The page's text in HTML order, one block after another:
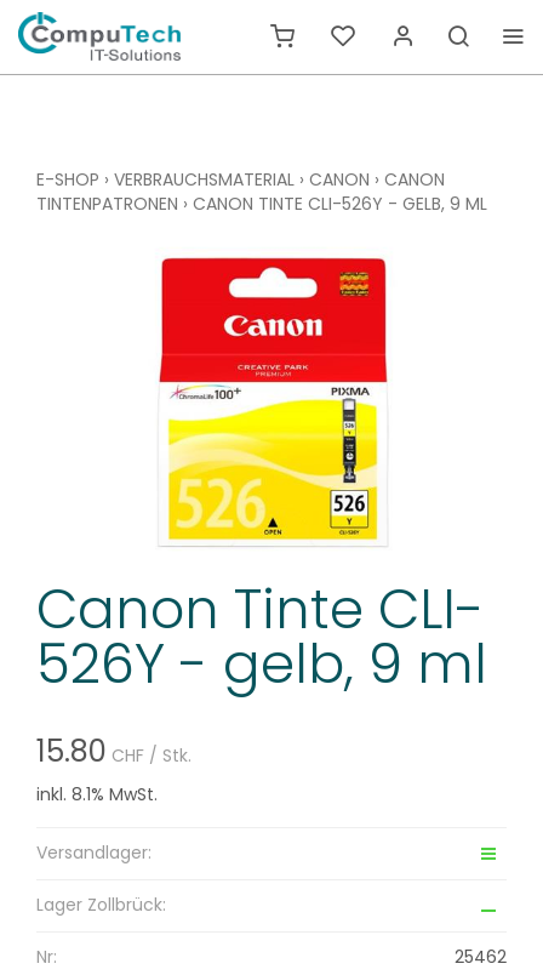
E-SHOP › VERBRAUCHSMATERIAL › CANON › CANON
TINTENPATRONEN › CANON TINTE CLI-526Y - GELB, 9 ML
Canon Tinte CLI-
526Y - gelb, 9 ml
15.80 CHF / Stk.
inkl. 8.1% MwSt.
Versandlager:
Lager Zollbrück:
Nr: 25462